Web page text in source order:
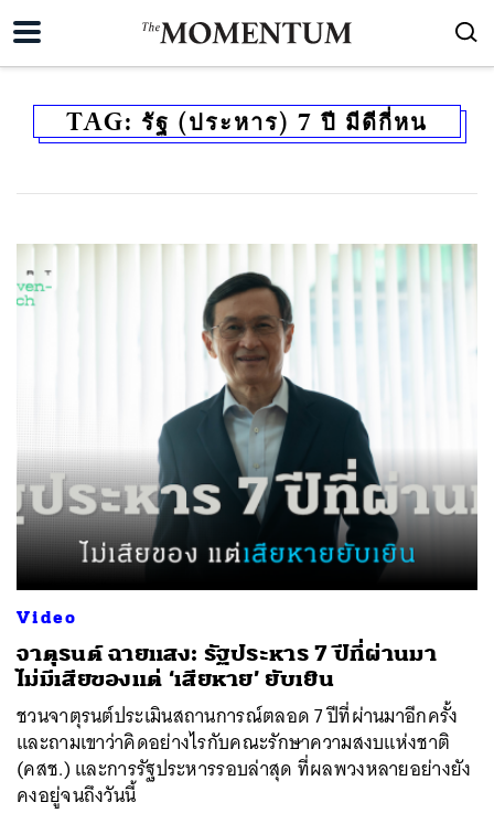
TAG: รัฐ (ประหาร) 7 ปี มีดีกี่หน
Video
จาตุรนต์ ฉายแสง: รัฐประหาร 7 ปีที่ผ่านมา
ไม่มีเสียของแต่ ‘เสียหาย’ ยับเยิน
ชวนจาตุรนต์ประเมินสถานการณ์ตลอด 7 ปีที่ผ่านมาอีกครั้ง
และถามเขาว่าคิดอย่างไรกับคณะรักษาความสงบแห่งชาติ
(คสช.) และการรัฐประหารรอบล่าสุด ที่ผลพวงหลายอย่างยัง
คงอยู่จนถึงวันนี้